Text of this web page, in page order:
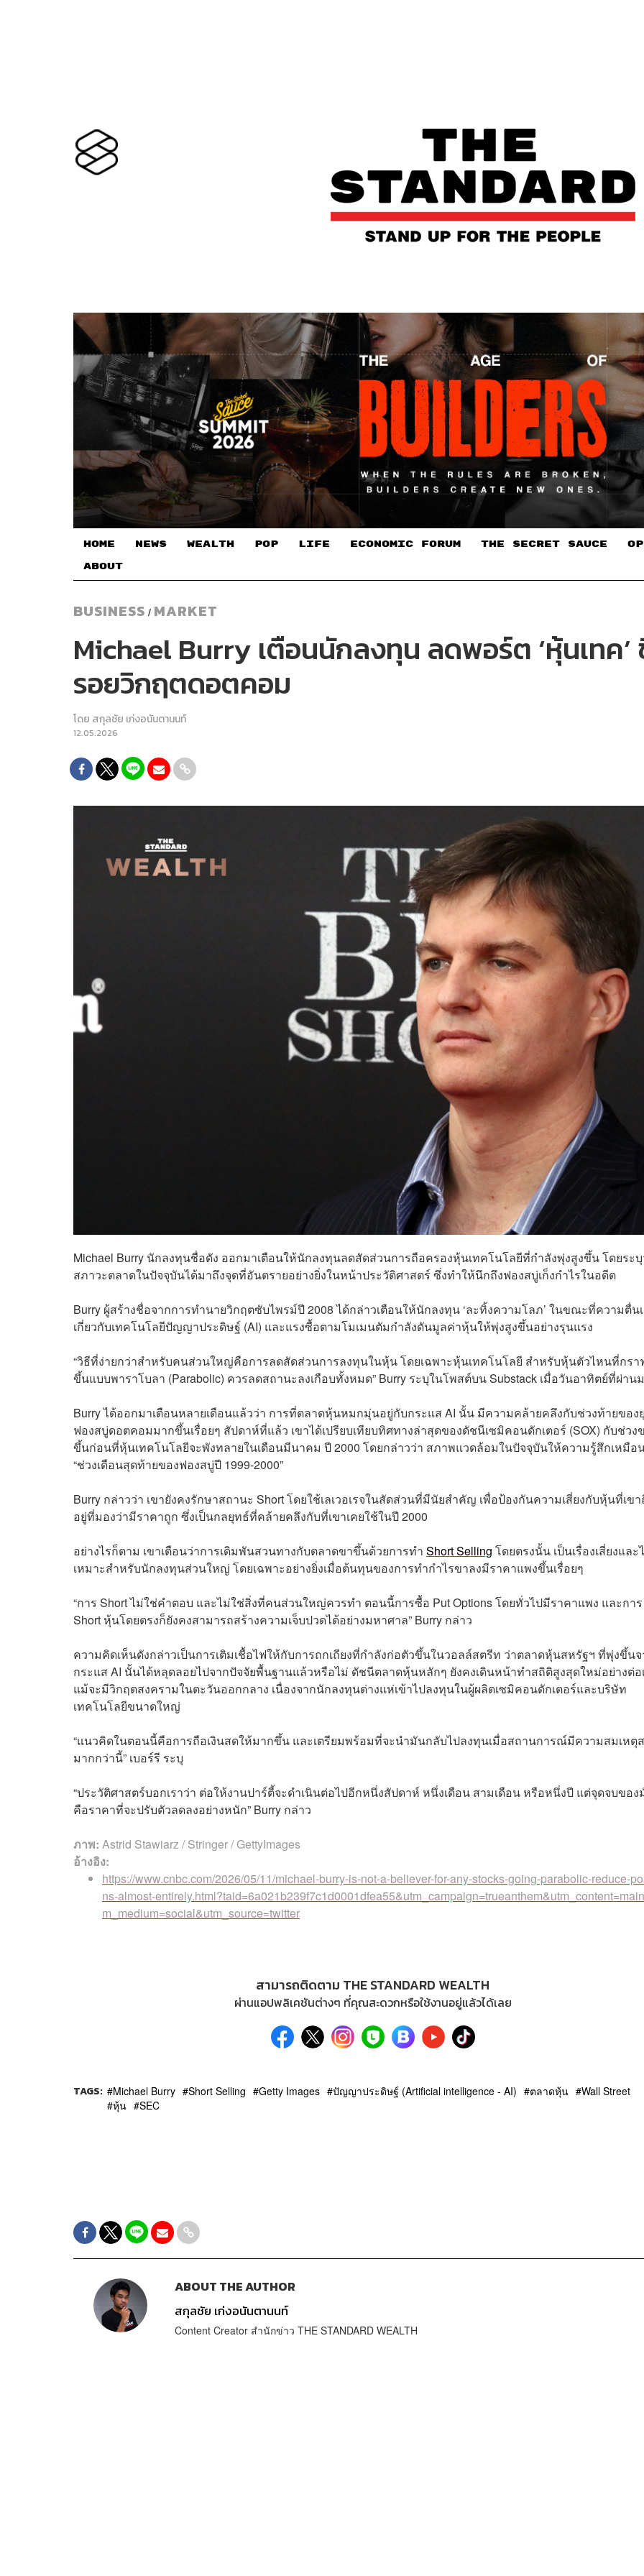
HOME NEWS WEALTH POP LIFE ECONOMIC FORUM THE SECRET SAUCE​
ABOUT
BUSINESS / MARKET
Michael Burry เตือนนักลงทุน ลดพอร์ต ‘หุ้นเทค
รอยวิกฤตดอตคอม
โดย สกุลชัย เก่งอนันตานนท์
12.05.2026
Michael Burry นักลงทุนชื่อดัง ออกมาเตือนให้นักลงทุนลดสัดส่วนการถือครองหุ้นเทคโนโลยีที่กำลังพุ่งสูงขึ้น โดยระ
สภาวะตลาดในปัจจุบันได้มาถึงจุดที่อันตรายอย่างยิ่งในหน้าประวัติศาสตร์ ซึ่งทำให้นึกถึงฟองสบู่เก็งกำไรในอดีต
Burry ผู้สร้างชื่อจากการทำนายวิกฤตซับไพรม์ปี 2008 ได้กล่าวเตือนให้นักลงทุน ‘ละทิ้งความโลภ’ ในขณะที่ความตื่น
เกี่ยวกับเทคโนโลยีปัญญาประดิษฐ์ (AI) และแรงซื้อตามโมเมนตัมกำลังดันมูลค่าหุ้นให้พุ่งสูงขึ้นอย่างรุนแรง
“วิธีที่ง่ายกว่าสำหรับคนส่วนใหญ่คือการลดสัดส่วนการลงทุนในหุ้น โดยเฉพาะหุ้นเทคโนโลยี สำหรับหุ้นตัวไหนที่กรา
ขึ้นแบบพาราโบลา (Parabolic) ควรลดสถานะลงเกือบทั้งหมด” Burry ระบุในโพสต์บน Substack เมื่อวันอาทิตย์ที่ผ่าน
Burry ได้ออกมาเตือนหลายเดือนแล้วว่า การที่ตลาดหุ้นหมกมุ่นอยู่กับกระแส AI นั้น มีความคล้ายคลึงกับช่วงท้ายของ
ฟองสบู่ดอตคอมมากขึ้นเรื่อยๆ สัปดาห์ที่แล้ว เขาได้เปรียบเทียบทิศทางล่าสุดของดัชนีเซมิคอนดักเตอร์ (SOX) กับช่วง
ขึ้นก่อนที่หุ้นเทคโนโลยีจะพังทลายในเดือนมีนาคม ปี 2000 โดยกล่าวว่า สภาพแวดล้อมในปัจจุบันให้ความรู้สึกเหมือ
“ช่วงเดือนสุดท้ายของฟองสบู่ปี 1999-2000”
Burry กล่าวว่า เขายังคงรักษาสถานะ Short โดยใช้เลเวอเรจในสัดส่วนที่มีนัยสำคัญ เพื่อป้องกันความเสี่ยงกับหุ้นที่เข
อยู่ที่มองว่ามีราคาถูก ซึ่งเป็นกลยุทธ์ที่คล้ายคลึงกับที่เขาเคยใช้ในปี 2000
อย่างไรก็ตาม เขาเตือนว่าการเดิมพันสวนทางกับตลาดขาขึ้นด้วยการทำ Short Selling โดยตรงนั้น เป็นเรื่องเสี่ยงและ
เหมาะสำหรับนักลงทุนส่วนใหญ่ โดยเฉพาะอย่างยิ่งเมื่อต้นทุนของการทำกำไรขาลงมีราคาแพงขึ้นเรื่อยๆ
“การ Short ไม่ใช่คำตอบ และไม่ใช่สิ่งที่คนส่วนใหญ่ควรทำ ตอนนี้การซื้อ Put Options โดยทั่วไปมีราคาแพง และการ
Short หุ้นโดยตรงก็ยังคงสามารถสร้างความเจ็บปวดได้อย่างมหาศาล” Burry กล่าว
ความคิดเห็นดังกล่าวเป็นการเติมเชื้อไฟให้กับการถกเถียงที่กำลังก่อตัวขึ้นในวอลล์สตรีท ว่าตลาดหุ้นสหรัฐฯ ที่พุ่งขึ้น
กระแส AI นั้นได้หลุดลอยไปจากปัจจัยพื้นฐานแล้วหรือไม่ ดัชนีตลาดหุ้นหลักๆ ยังคงเดินหน้าทำสถิติสูงสุดใหม่อย่างต่อ
แม้จะมีวิกฤตสงครามในตะวันออกกลาง เนื่องจากนักลงทุนต่างแห่เข้าไปลงทุนในผู้ผลิตเซมิคอนดักเตอร์และบริษัท
เทคโนโลยีขนาดใหญ่
“แนวคิดในตอนนี้คือการถือเงินสดให้มากขึ้น และเตรียมพร้อมที่จะนำมันกลับไปลงทุนเมื่อสถานการณ์มีความสมเหตุ
มากกว่านี้” เบอร์รี ระบุ
“ประวัติศาสตร์บอกเราว่า ต่อให้งานปาร์ตี้จะดำเนินต่อไปอีกหนึ่งสัปดาห์ หนึ่งเดือน สามเดือน หรือหนึ่งปี แต่จุดจบขอ
คือราคาที่จะปรับตัวลดลงอย่างหนัก” Burry กล่าว
ภาพ: Astrid Stawiarz / Stringer / GettyImages
อ้างอิง:
https://www.cnbc.com/2026/05/11/michael-burry-is-not-a-believer-for-any-stocks-going-parabolic-reduce-
ns-almost-
m_medium=social&utm_source=twitter
สามารถติดตาม THE STANDARD WEALTH
ผ่านแอปพลิเคชันต่างๆ ที่คุณสะดวกหรือใช้งานอยู่แล้วได้เลย
TAGS: Michael Burry Short Selling Getty Images ปัญญาประดิษฐ์ (Artificial intelligence - AI) ตลาดหุ้น
Wall Street
หุ้น
SEC
ABOUT THE AUTHOR
สกุลชัย เก่งอนันตานนท์
Content Creator สำนักข่าว THE STANDARD WEALTH